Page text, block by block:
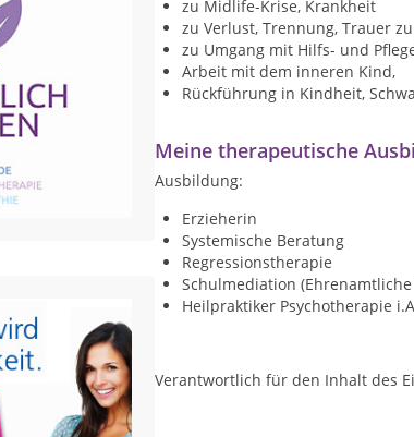
zu Midlife-Krise, Krankheit
zu Verlust, Trennung, Trauer
zu Umgang mit Hilfs- und
Arbeit mit dem inneren Kind,
Rückführung in Kindheit,
Meine therapeutische
Ausbildung:
Erzieherin
Systemische Beratung
Regressionstherapie
Schulmediation
Heilpraktiker Psychotherapie
Verantwortlich für den Inhalt des